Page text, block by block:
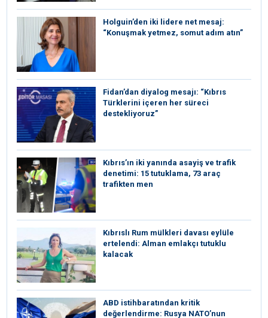
Holguin’den iki lidere net mesaj:
“Konuşmak yetmez, somut adım atın”
Fidan’dan diyalog mesajı: “Kıbrıs
Türklerini içeren her süreci
destekliyoruz”
Kıbrıs’ın iki yanında asayiş ve trafik
denetimi: 15 tutuklama, 73 araç
trafikten men
Kıbrıslı Rum mülkleri davası eylüle
ertelendi: Alman emlakçı tutuklu
kalacak
ABD istihbaratından kritik
değerlendirme: Rusya NATO’nun